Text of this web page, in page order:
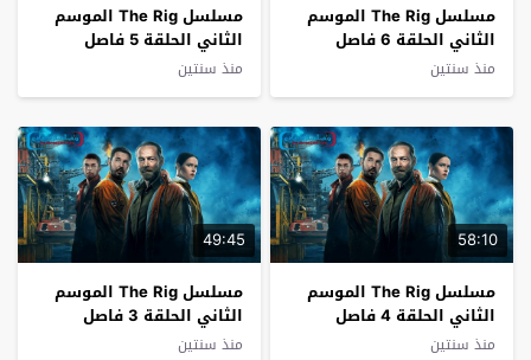
مسلسل The Rig الموسم
الثاني الحلقة 6 فاصل
اعلاني
منذ سنتين
مسلسل The Rig الموسم
الثاني الحلقة 5 فاصل
اعلاني
منذ سنتين
58:10
مسلسل The Rig الموسم
الثاني الحلقة 4 فاصل
اعلاني
منذ سنتين
49:45
مسلسل The Rig الموسم
الثاني الحلقة 3 فاصل
اعلاني
منذ سنتين